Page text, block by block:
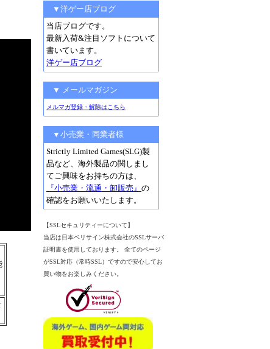
▼洋ゲー店ブログ
当店ブログです。
最新入荷&注目ソフトについて
書いています。
洋ゲー店ブログ
▼ メールマガジン
メルマガ登録・解除はこちら
▼小売業・同業者様
Strictly Limited Games(SLG)製
品など、海外製品の関しまし
てご興味をお持ちの方は、
『小売業・流通・卸販売』 の
確認をお願いいたします。
【SSLセキュリティーについて】
当店は日本ベリサイン株式会社のSSLサーバ
証明書を使用しております。 全てのページ
がSSL対応（常時SSL）ですので安心してお
買い物をお楽しみください。